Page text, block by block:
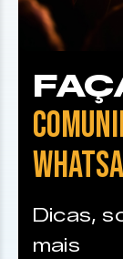
Dicas,
mais